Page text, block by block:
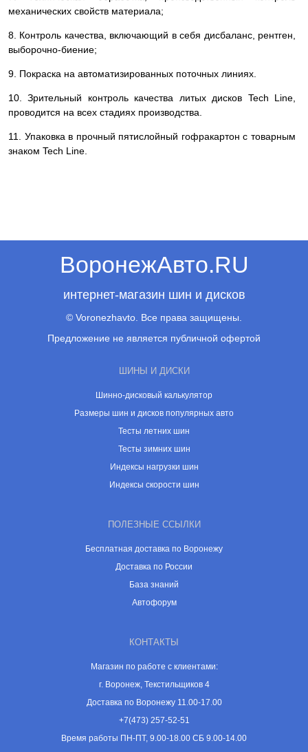
механических свойств материала;
8. Контроль качества, включающий в себя дисбаланс, рентген,
выборочно-биение;
9. Покраска на автоматизированных поточных линиях.
10. Зрительный контроль качества литых дисков Tech Line,
проводится на всех стадиях производства.
11. Упаковка в прочный пятислойный гофракартон с товарным
знаком Tech Line.
ВоронежАвто.RU
интернет-магазин шин и дисков
© Voronezhavto. Все права защищены.
Предложение не является публичной офертой
ШИНЫ И ДИСКИ
Шинно-дисковый калькулятор
Размеры шин и дисков популярных авто
Тесты летних шин
Тесты зимних шин
Индексы нагрузки шин
Индексы скорости шин
ПОЛЕЗНЫЕ ССЫЛКИ
Бесплатная доставка по Воронежу
Доставка по России
База знаний
Автофорум
КОНТАКТЫ
Магазин по работе с клиентами:
г. Воронеж, Текстильщиков 4
Доставка по Воронежу 11.00-17.00
+7(473) 257-52-51
Время работы ПН-ПТ, 9.00-18.00 СБ 9.00-14.00